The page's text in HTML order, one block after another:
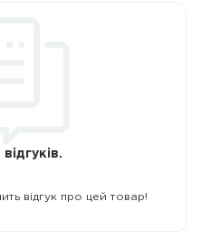
відгук про цей товар!